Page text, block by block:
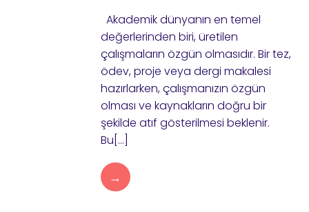
Akademik dünyanın en temel
değerlerinden biri, üretilen
çalışmaların özgün olmasıdır. Bir tez,
ödev, proje veya dergi makalesi
hazırlarken, çalışmanızın özgün
olması ve kaynakların doğru bir
şekilde atıf gösterilmesi beklenir.
Bu[…]
→